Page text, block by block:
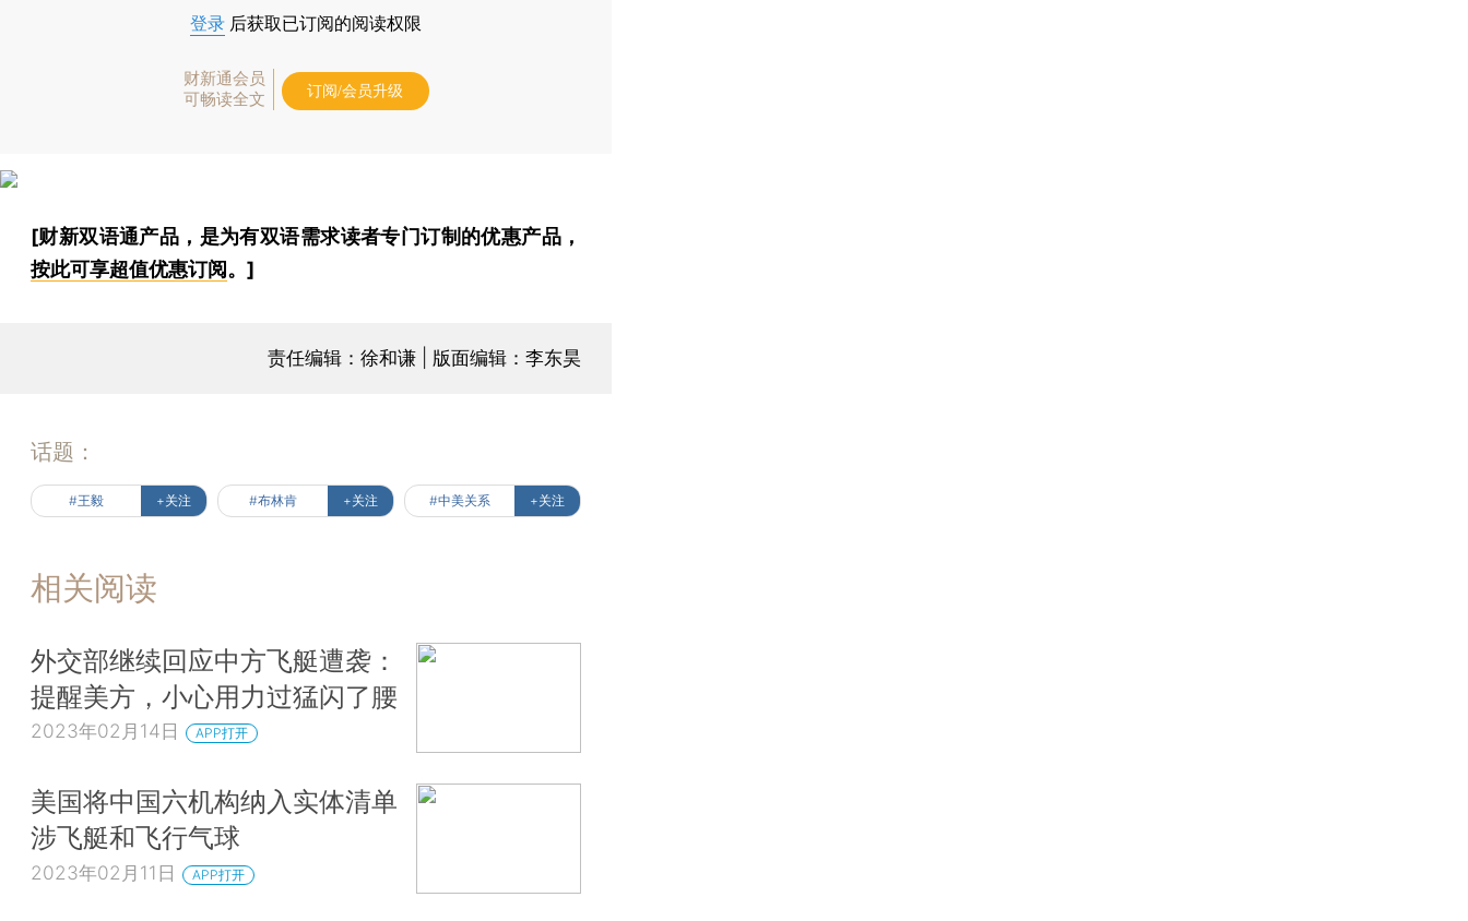
登录 后获取已订阅的阅读权限
财新通会员
可畅读全文
订阅/会员升级
[财新双语通产品，是为有双语需求读者专门订制的优惠产品，
按此可享超值优惠订阅。]
责任编辑：徐和谦 | 版面编辑：李东昊
话题：
#王毅 +关注 #布林肯 +关注 #中美关系 +关注
相关阅读
外交部继续回应中方飞艇遭袭：
提醒美方，小心用力过猛闪了腰
2023年02月14日 APP打开
美国将中国六机构纳入实体清单
涉飞艇和飞行气球
2023年02月11日 APP打开